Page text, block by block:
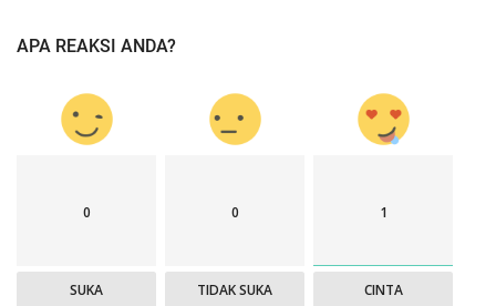
APA REAKSI ANDA?
0
SUKA
0
TIDAK SUKA
1
CINTA